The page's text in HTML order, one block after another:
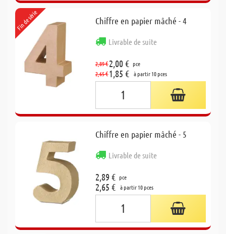
Chiffre en papier mâché - 4
Livrable de suite
2,89 €2,00 € pce
2,65 €1,85 € à partir 10 pces
Fin de série
Chiffre en papier mâché - 5
Livrable de suite
2,89 € pce
2,65 € à partir 10 pces